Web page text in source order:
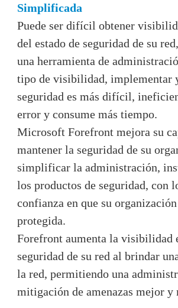
Simplificada
Puede ser difícil obtener
del estado de seguridad de su
una herramienta de
tipo de visibilidad, implementar
seguridad es más difícil,
error y consume más tiempo.
Microsoft Forefront mejora su
mantener la seguridad de su
simplificar la administración,
los productos de seguridad, con
confianza en que su
protegida.
Forefront aumenta la visibilidad
seguridad de su red al brindar
la red, permitiendo una
mitigación de amenazas mejor y